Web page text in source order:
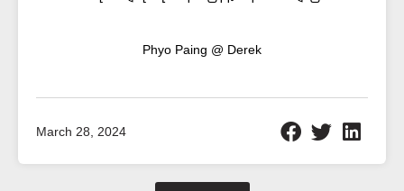
Phyo Paing @ Derek
March 28, 2024